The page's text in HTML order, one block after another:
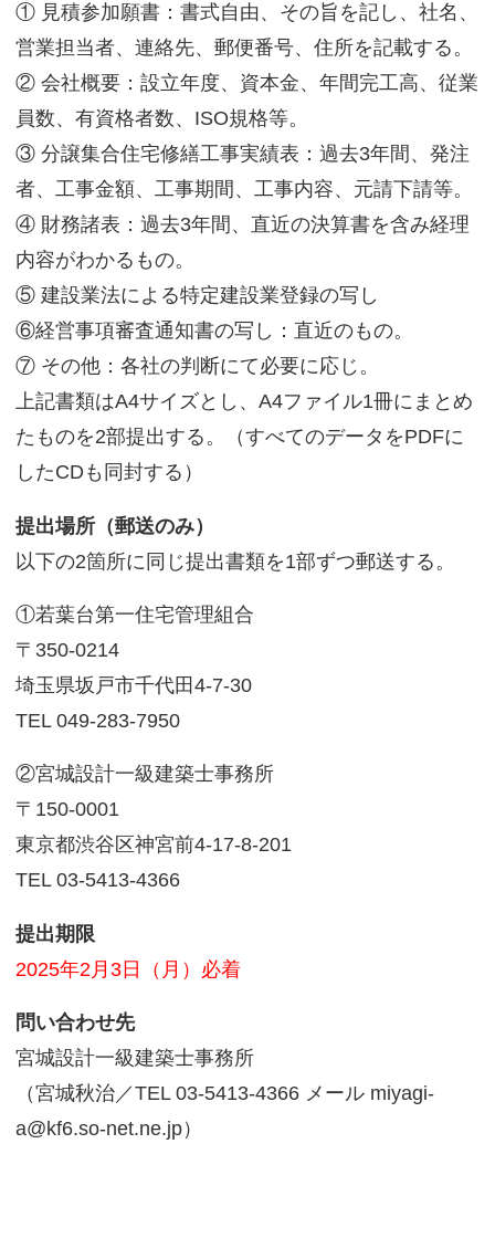
① 見積参加願書：書式自由、その旨を記し、社名、
営業担当者、連絡先、郵便番号、住所を記載する。
② 会社概要：設立年度、資本金、年間完工高、従業
員数、有資格者数、 ISO規格等。
③ 分譲集合住宅修繕工事実績表：過去3年間、発注
者、工事金額、工事期間、工事内容、元請下請等。
④ 財務諸表：過去3年間、直近の決算書を含み経理
内容がわかるもの。
⑤ 建設業法による特定建設業登録の写し
⑥経営事項審査通知書の写し：直近のもの。
⑦ その他：各社の判断にて必要に応じ。
上記書類はA4サイズとし、 A4ファイル1冊にまとめ
たものを2部提出する。（すべてのデータをPDFに
したCD も同封する）
提出場所（郵送のみ）
以下の2箇所に同じ提出書類を1部ずつ郵送する。
①若葉台第一住宅管理組合
〒350-0214
埼玉県坂戸市千代田 4-7-30
TEL 049-283-7950
②宮城設計一級建築士事務所
〒150-0001
東京都渋谷区神宮前4-17-8-201
TEL 03-5413-4366
提出期限
2025年2月3日（月）必着
問い合わせ先
宮城設計一級建築士事務所
（宮城秋治／TEL 03-5413-4366 メール miyagi-
a@kf6.so-net.ne.jp）